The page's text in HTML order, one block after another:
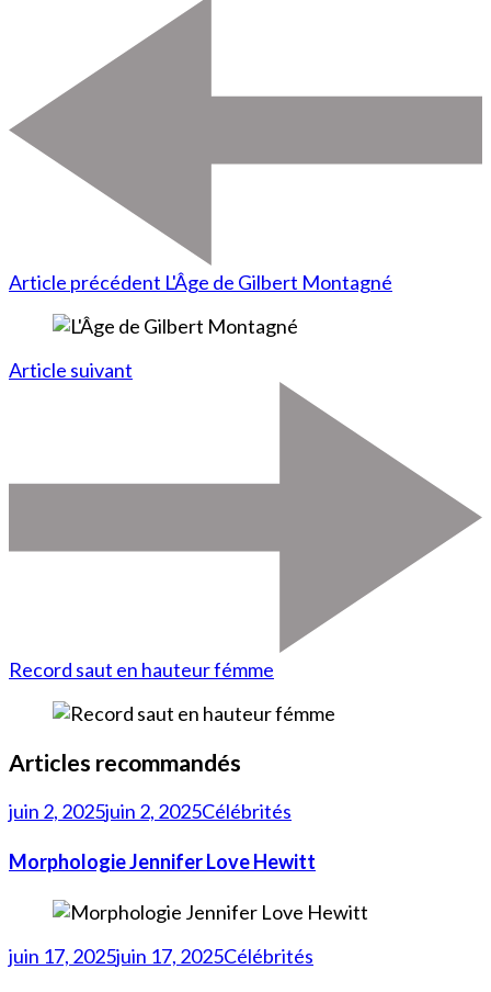
Article précédent L'Âge de Gilbert Montagné
Article suivant
Record saut en hauteur fémme
Articles recommandés
juin 2, 2025juin 2, 2025Célébrités
Morphologie Jennifer Love Hewitt
juin 17, 2025juin 17, 2025Célébrités